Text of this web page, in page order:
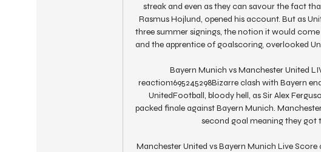
streak and even as they can savour the fact
Rasmus Hojlund, opened his account. But as
three summer signings, the notion it would
and the apprentice of goalscoring, overlooked
Bayern Munich vs Manchester United
reaction1695245298Bizarre clash with Bayern
UnitedFootball, bloody hell, as Sir Alex
packed finale against Bayern Munich.
second goal meaning they got
Manchester United vs Bayern Munich Live